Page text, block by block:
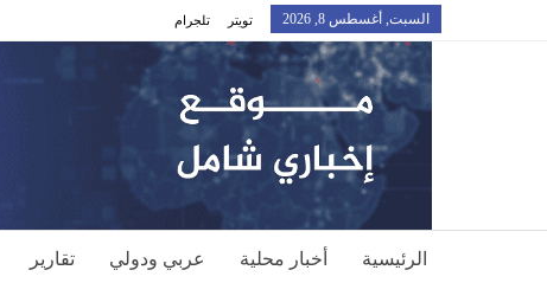
السبت, أغسطس 8, 2026 تويتر تلجرام
الرئيسية أخبار محلية عربي ودولي تقارير